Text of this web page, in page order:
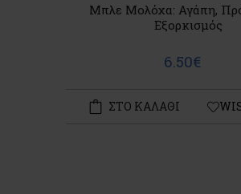
Μπλε Μολόχα: Αγάπη,
Εξορκισμός
6.50€
ΣΤΟ ΚΑΛΑΘΙ